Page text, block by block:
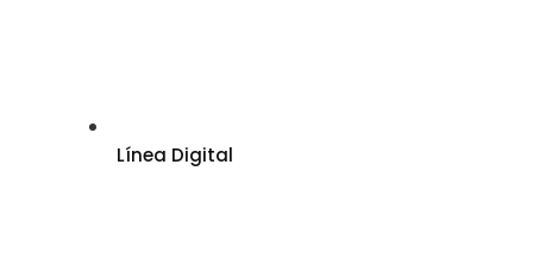
Línea Digital